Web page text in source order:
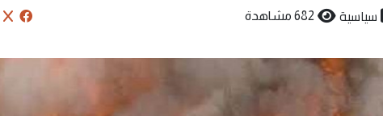
سياسية 682 مشاهدة